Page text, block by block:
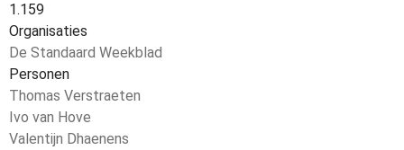
1.159
Organisaties
De Standaard Weekblad
Personen
Thomas Verstraeten
Ivo van Hove
Valentijn Dhaenens